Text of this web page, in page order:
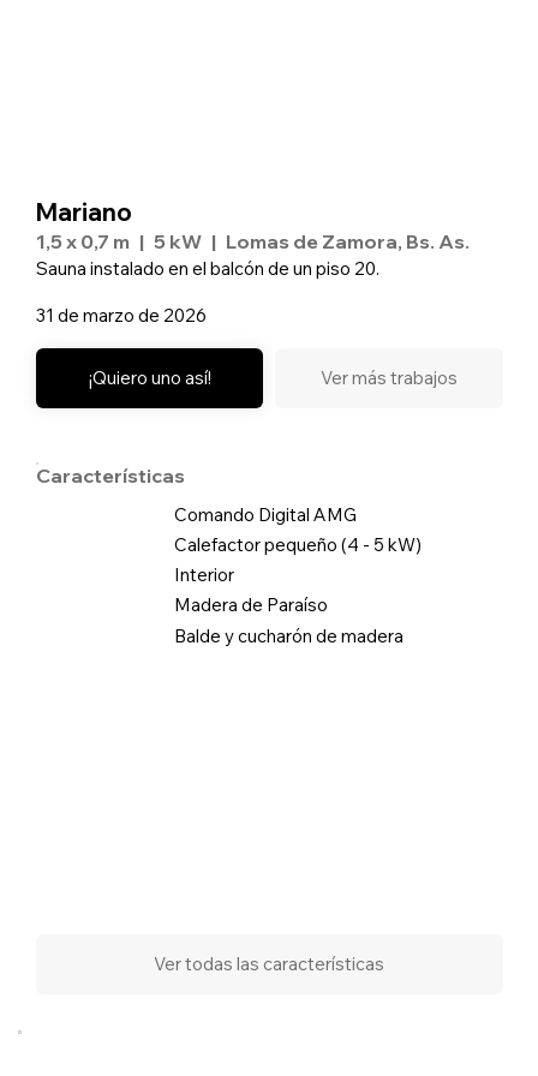
Mariano
1,5 x 0,7 m | 5 kW | Lomas de Zamora, Bs. As.
Sauna instalado en el balcón de un piso 20.
31 de marzo de 2026
¡Quiero uno así! Ver más trabajos
Características
Comando Digital AMG
Calefactor pequeño (4 - 5 kW)
Interior
Madera de Paraíso
Balde y cucharón de madera
Ver todas las características